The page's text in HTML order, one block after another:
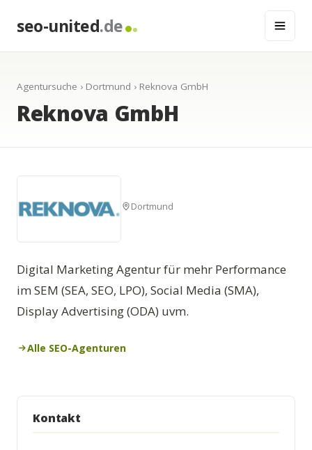
seo-united.de
Agentursuche › Dortmund › Reknova GmbH
Reknova GmbH
Dortmund
Digital Marketing Agentur für mehr Performance
im SEM (SEA, SEO, LPO), Social Media (SMA),
Display Advertising (ODA) uvm.
Alle SEO-Agenturen
Kontakt